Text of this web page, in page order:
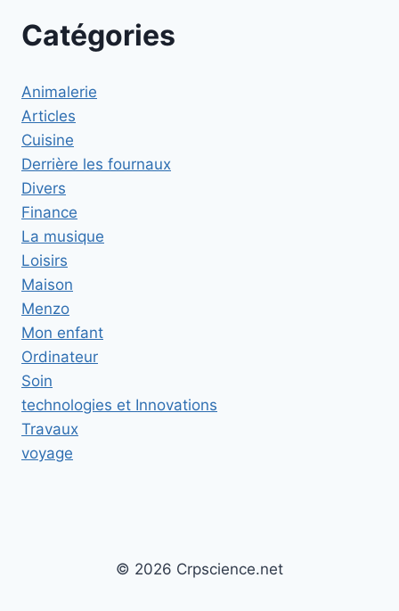
Catégories
Animalerie
Articles
Cuisine
Derrière les fournaux
Divers
Finance
La musique
Loisirs
Maison
Menzo
Mon enfant
Ordinateur
Soin
technologies et Innovations
Travaux
voyage
© 2026 Crpscience.net